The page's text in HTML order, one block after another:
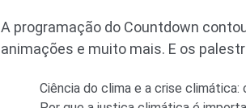
A programação do Countdown
animações e muito mais. E os
Ciência do clima e a crise climática: